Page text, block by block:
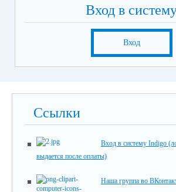
Вход в
Вход
Ссылки
Вход в систему Indigo
выдается после оплаты)
Наша группа во